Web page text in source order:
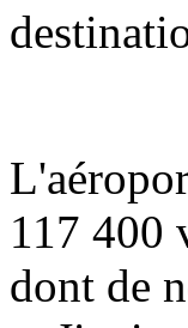
117 400
dont de